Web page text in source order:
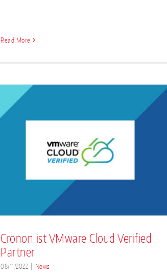
Read More
Cronon ist VMware Cloud Verified
Partner
08/11/2022 News